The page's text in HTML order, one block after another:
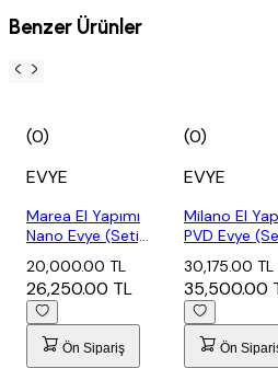
Benzer Ürünler
(0)
EVYE
Marea El Yapımı
Nano Evye (Seti)
20,000.00 TL
26,250.00 TL
Ön Sipariş
(0)
EVYE
Milano El
PVD Evye
30,175.00 TL
35,500.00
Ön